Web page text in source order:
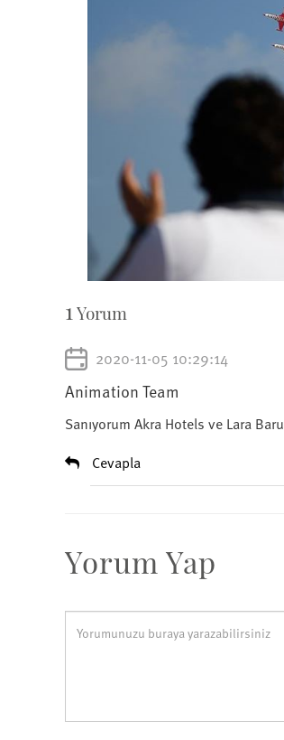
1 Yorum
2020-11-05 10:29:14
Animation Team
Sanıyorum Akra Hotels ve Lara
Cevapla
Yorum Yap